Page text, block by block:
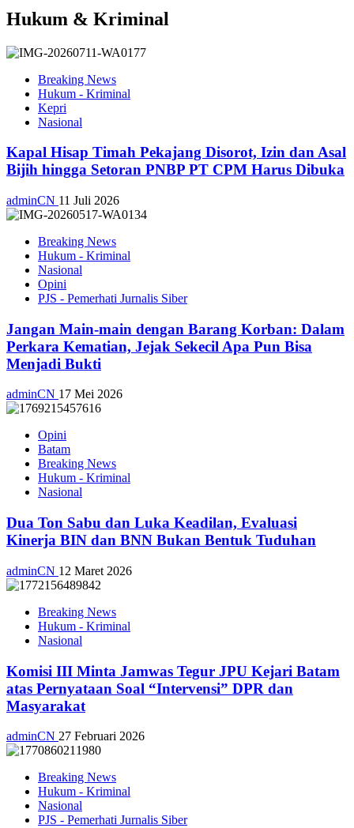
Hukum & Kriminal
Breaking News
Hukum - Kriminal
Kepri
Nasional
Kapal Hisap Timah Pekajang Disorot, Izin dan Asal
Bijih hingga Setoran PNBP PT CPM Harus Dibuka
adminCN 11 Juli 2026
Breaking News
Hukum - Kriminal
Nasional
Opini
PJS - Pemerhati Jurnalis Siber
Jangan Main-main dengan Barang Korban: Dalam
Perkara Kematian, Jejak Sekecil Apa Pun Bisa
Menjadi Bukti
adminCN 17 Mei 2026
Opini
Batam
Breaking News
Hukum - Kriminal
Nasional
Dua Ton Sabu dan Luka Keadilan, Evaluasi
Kinerja BIN dan BNN Bukan Bentuk Tuduhan
adminCN 12 Maret 2026
Breaking News
Hukum - Kriminal
Nasional
Komisi III Minta Jamwas Tegur JPU Kejari Batam
atas Pernyataan Soal “Intervensi” DPR dan
Masyarakat
adminCN 27 Februari 2026
Breaking News
Hukum - Kriminal
Nasional
PJS - Pemerhati Jurnalis Siber